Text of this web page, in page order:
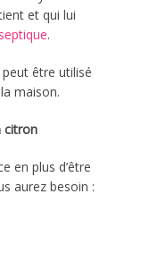
et qui lui
.
être utilisé
maison.
citron
en plus d’être
aurez besoin :